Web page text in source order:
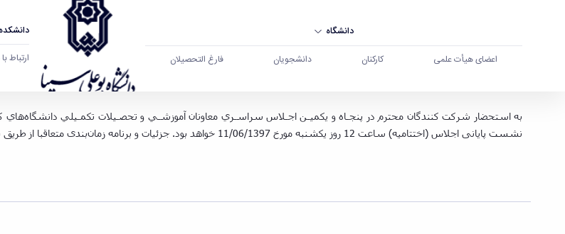
دانشگاه
اعضای هیأت علمی کارکنان دانشجویان فارغ التحصیلان ارتباط
اطلاعیه شماره 2: اعلام ساعت شروع مراسم افتتاحیه پنجـاه و یکمیـن اجـلاس
دانشگاه بوعلی سینا همدان
نشست پايانی اجلاس (اختتاميه) ساعت 12 روز يکشنبه مورخ 11/06/1397 خواهد بود. جزئيات و برنامه زمان‌بندی متعاقبا از طريق سايت اجلاس به آدرس